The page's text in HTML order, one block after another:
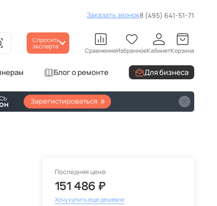
Заказать звонок8 (495) 641-51-71
Спросить
эксперта СравнениеИзбранноеКабинетКорзина
Блог о ремонте Для бизнеса
Последняя цена:
151 486 ₽
Хочу купить еще дешевле